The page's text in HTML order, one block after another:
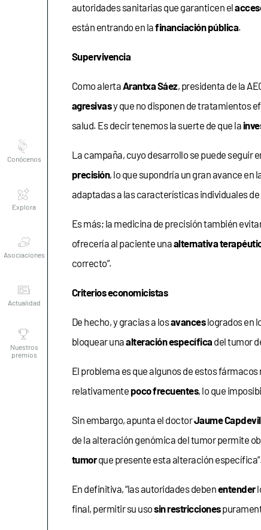
premios
autoridades sanitarias que garanticen el
están entrando en lafinanciación pública.
Supervivencia
Como alerta Arantxa Sáez, presidenta de la
agresivasy que no disponen de tratamientos
salud. Es decir tenemos la suerte de que la
La campaña, cuyo desarrollo se puede seguir
precisión, lo que supondría un gran avance
adaptadas a las características individuales
Es más; la medicina de precisión también
ofrecería al paciente unaalternativa
correcto”.
Criterios economicistas
De hecho, y gracias a losavanceslogrados en
bloquear unaalteración específica del tumor
El problema es que algunos de estos fármacos
relativamente poco frecuentes, lo que
Sin embargo, apunta el doctorJaume
de la alteración genómica del tumor permite
tumorque presente esta alteración
En definitiva, “las autoridades debenentender
final, permitir su usosin restricciones